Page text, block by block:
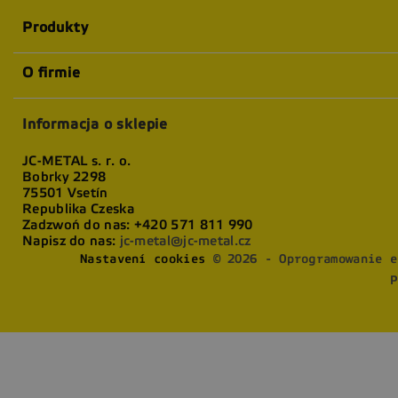
Produkty
O firmie
Informacja o sklepie
JC-METAL s. r. o.
Bobrky 2298
75501 Vsetín
Republika Czeska
Zadzwoń do nas: +420 571 811 990
Napisz do nas: jc-metal@jc-metal.cz
Nastavení cookies
© 2026 - Oprogramowanie